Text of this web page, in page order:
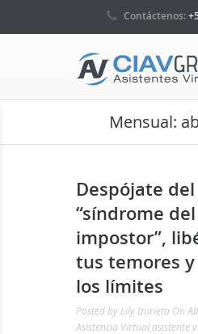
Contáctenos:
Mensual:
Despójate del
“síndrome del
impostor”,
tus temores
los límites
Posted by Lily Izurieta On
Asistencia Virtual asistente